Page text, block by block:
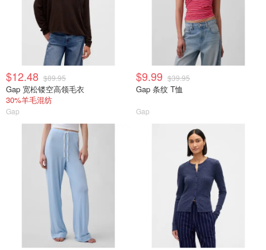
$12.48 $89.95
Gap 宽松镂空高领毛衣
30%羊毛混纺
Gap
$9.99 $39.95
Gap 条纹 T恤
Gap